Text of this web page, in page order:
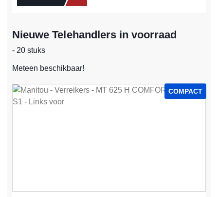
Nieuwe Telehandlers in voorraad
- 20 stuks
Meteen beschikbaar!
COMPACT